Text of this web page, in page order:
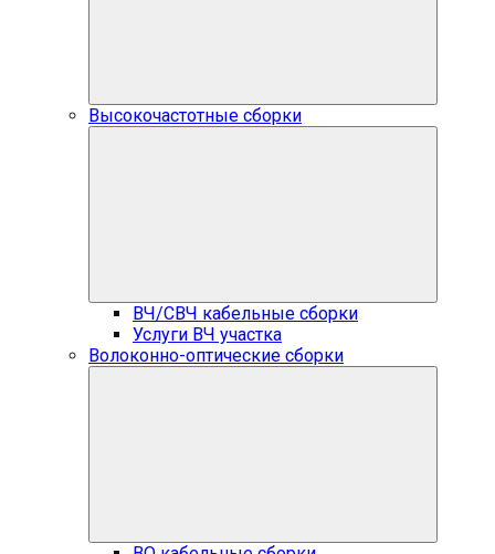
Высокочастотные сборки
ВЧ/СВЧ кабельные сборки
Услуги ВЧ участка
Волоконно-оптические сборки